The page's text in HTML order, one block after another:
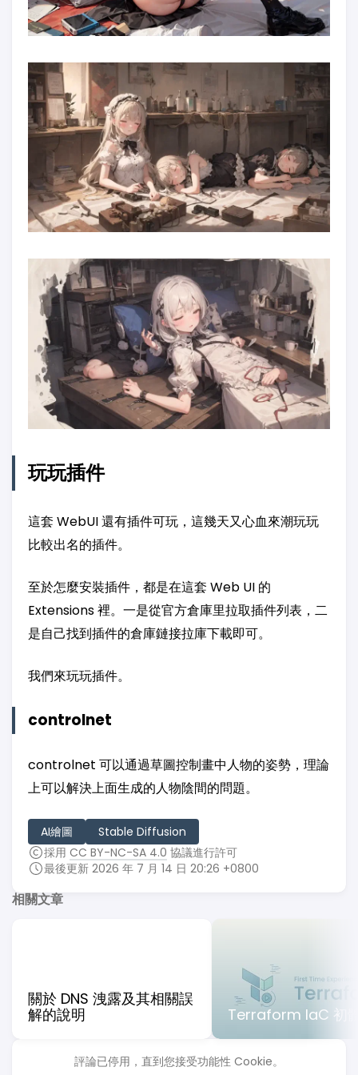
玩玩插件
這套 WebUI 還有插件可玩，這幾天又心血來潮玩玩
比較出名的插件。
至於怎麼安裝插件，都是在這套 Web UI 的
Extensions 裡。一是從官方倉庫里拉取插件列表，二
是自己找到插件的倉庫鏈接拉庫下載即可。
我們來玩玩插件。
controlnet
controlnet 可以通過草圖控制畫中人物的姿勢，理論
上可以解決上面生成的人物陰間的問題。
AI繪圖
Stable Diffusion
採用 CC BY-NC-SA 4.0 協議進行許可
最後更新 2026 年 7 月 14 日 20:26 +0800
相關文章
關於 DNS 洩露及其相關誤
解的說明
Terraform IaC 初
評論已停用，直到您接受功能性 Cookie。